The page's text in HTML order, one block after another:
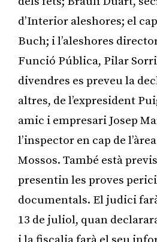
d’Interior aleshores; el
Buch; i l’aleshores
Funció Pública, Pilar
divendres es preveu la
altres, de l’expresident
amic i empresari Josep
l’inspector en cap de
Mossos. També està
presentin les proves
documentals. El judici
13 de juliol, quan